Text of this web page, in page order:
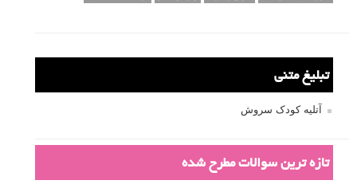
تبلیغ متنی